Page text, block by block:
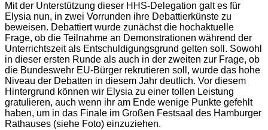
Mit der Unterstützung dieser HHS-Delegation galt es für
Elysia nun, in zwei Vorrunden ihre Debattierkünste zu
beweisen. Debattiert wurde zunächst die hochaktuelle
Frage, ob die Teilnahme an Demonstrationen während der
Unterrichtszeit als Entschuldigungsgrund gelten soll. Sowohl
in dieser ersten Runde als auch in der zweiten zur Frage, ob
die Bundeswehr EU-Bürger rekrutieren soll, wurde das hohe
Niveau der Debatten in diesem Jahr deutlich. Vor diesem
Hintergrund können wir Elysia zu einer tollen Leistung
gratulieren, auch wenn ihr am Ende wenige Punkte gefehlt
haben, um in das Finale im Großen Festsaal des Hamburger
Rathauses (siehe Foto) einzuziehen.